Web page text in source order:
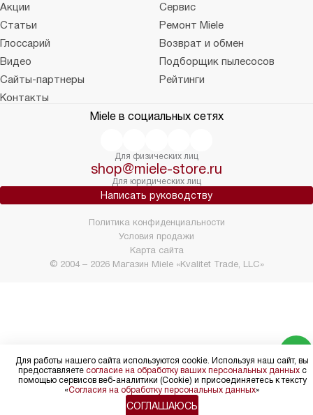
Акции
Сервис
Статьи
Ремонт Miele
Глоссарий
Возврат и обмен
Видео
Подборщик пылесосов
Сайты-партнеры
Рейтинги
Контакты
Miele в социальных сетях
Для физических лиц
shop@miele-store.ru
Для юридических лиц
Написать руководству
© 2004 – 2026 Магазин Miele «Kvalitet Trade, LLC»
Политика конфиденциальности
Условия продажи
Карта сайта
Для работы нашего сайта используются cookie. Используя наш сайт, вы
предоставляете согласие на обработку ваших персональных данныхс
помощью сервисов веб-аналитики (Cookie) и присоединяетесь к тексту
«Согласия на обработку персональных данных»
СОГЛАШАЮСЬ